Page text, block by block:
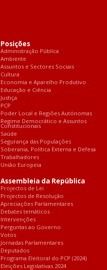
Posições
Administração Pública
Ambiente
Assuntos e Sectores Sociais
Cultura
Economia e Aparelho Produtivo
Educação e Ciência
Justiça
PCP
Poder Local e Regiões Autónomas
Regime Democrático e Assuntos
Constitucionais
Saúde
Segurança das Populações
Soberania, Política Externa e Defesa
Trabalhadores
União Europeia
Assembleia da República
Projectos de Lei
Projectos de Resolução
Apreciações Parlamentares
Debates temáticos
Intervenções
Perguntas ao Governo
Votos
Jornadas Parlamentares
Deputados
Programa Eleitoral do PCP (2024)
Eleições Legislativas 2024